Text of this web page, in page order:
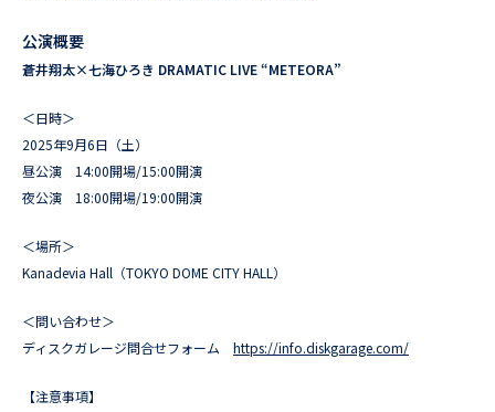
公演概要
蒼井翔太×七海ひろき DRAMATIC LIVE “METEORA”
＜日時＞
2025年9月6日（土）
昼公演 14:00開場/15:00開演
夜公演 18:00開場/19:00開演
＜場所＞
Kanadevia Hall（TOKYO DOME CITY HALL）
＜問い合わせ＞
ディスクガレージ問合せフォーム https://info.diskgarage.com/
【注意事項】